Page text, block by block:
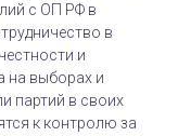
с ОП РФ в
в
и
на выборах и
партий в своих
к контролю за